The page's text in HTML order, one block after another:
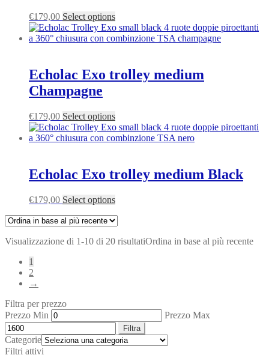
€179,00 Select options
Echolac Exo trolley medium
Champagne
€179,00 Select options
Echolac Exo trolley medium Black
€179,00 Select options
Visualizzazione di 1-10 di 20 risultatiOrdina in base al più recente
1
2
→
Filtra per prezzo
Prezzo Min
Prezzo Max
Filtra
Categorie
Filtri attivi